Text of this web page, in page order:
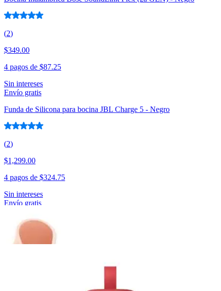
(2)
$349.00
4 pagos de $87.25
Sin intereses
Envío gratis
Funda de Silicona para bocina JBL Charge 5 - Negro
(2)
$1,299.00
4 pagos de $324.75
Sin intereses
Envío gratis
Bocina Inalambrica LG XBoom Go P2 (2 pzs) - Negro
$4,399.00